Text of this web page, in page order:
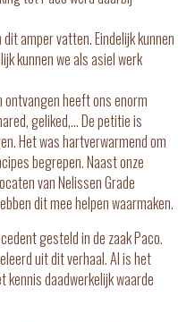
amper vatten. Eindelijk kunnen
kunnen we als asiel werk
ontvangen heeft ons enorm
geliked,… De petitie is
Het was hartverwarmend om
begrepen. Naast onze
van Nelissen Grade
dit mee helpen waarmaken.
gesteld in de zaak Paco.
uit dit verhaal. Al is het
daadwerkelijk waarde